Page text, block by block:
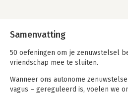
Samenvatting
50 oefeningen om je zenuwstelsel
vriendschap mee te sluiten.
Wanneer ons autonome
vagus – gereguleerd is, voelen we